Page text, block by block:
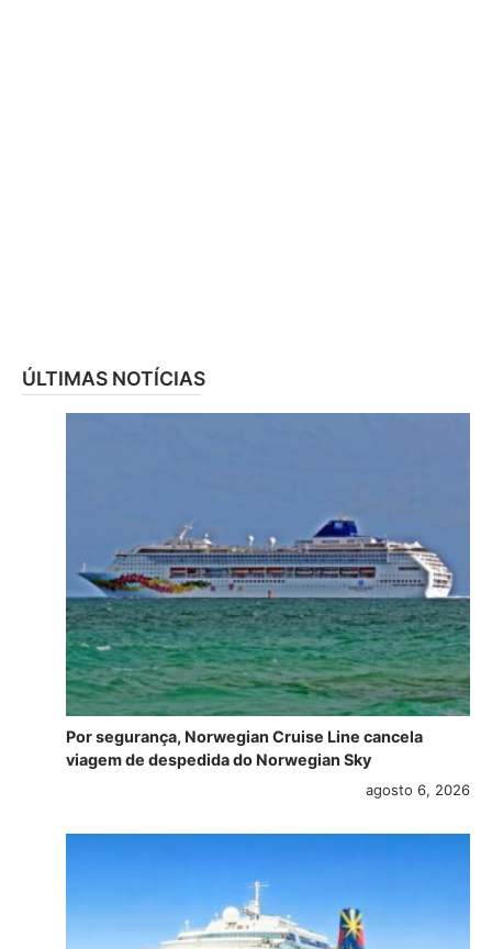
ÚLTIMAS NOTÍCIAS
Por segurança, Norwegian Cruise Line cancela
viagem de despedida do Norwegian Sky
agosto 6, 2026